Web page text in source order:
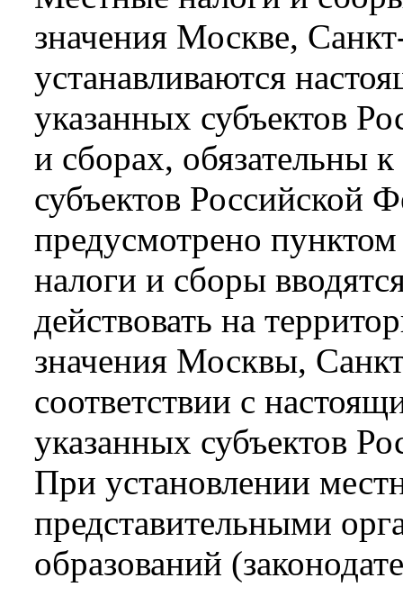
значения Москве,
устанавливаются
указанных субъектов
и сборах, обязательны
субъектов Российской
предусмотрено
налоги и сборы
действовать на
значения Москвы,
соответствии с
указанных субъектов
При установлении
представительными
образований